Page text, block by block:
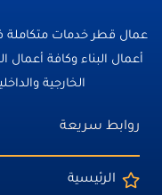
عمال قطر خدمات
أعمال البناء وكافة أعمال
الخارجية
روابط سريعة
الرئيسية